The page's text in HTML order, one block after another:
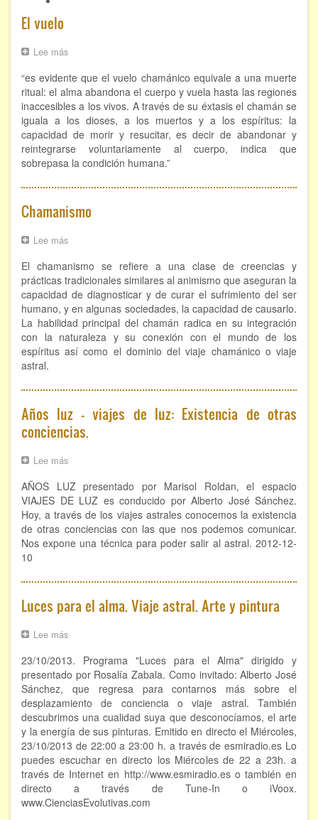
Chamanismo
Flores de Bach
Hipnosis
Los cristales de cuarzo
Radiestesia
Runas
Viaje astral
EVENTOS
FORMACIÓN
Bioenergía Cuántica Evolutiva
Limpieza de las energías - - Próximamente TALLER
TERAPIAS
Aura y energías. Limpieza
Bioenergía. Sanación energética
Relajación y autoprotección
DESCARGAS
El vuelo
Lee más
vuelo
“es evidente que el vuelo chamánico equivale a una muerte
ritual: el alma abandona el cuerpo y vuela hasta las regiones
inaccesibles a los vivos. A través de su éxtasis el chamán se
iguala a los dioses, a los muertos y a los espíritus: la
capacidad de morir y resucitar, es decir de abandonar y
reintegrarse voluntariamente al cuerpo, indica que
sobrepasa la condición humana.”
Chamanismo
Lee más
El chamanismo se refiere a una clase de creencias y
prácticas tradicionales similares al animismo que aseguran la
capacidad de diagnosticar y de curar el sufrimiento del ser
humano, y en algunas sociedades, la capacidad de causarlo.
La habilidad principal del chamán radica en su integración
con la naturaleza y su conexión con el mundo de los
espíritus así como el dominio del viaje chamánico o viaje
astral.
Años luz - viajes de luz: Existencia de otras
conciencias.
Lee más
luz
-
viajes
de
luz:
Existencia
AÑOS LUZ presentado por Marisol Roldan, el espacio
VIAJES DE LUZ es conducido por Alberto José Sánchez.
Hoy, a través de los viajes astrales conocemos la existencia
de otras conciencias con las que nos podemos comunicar.
Nos expone una técnica para poder salir al astral. 2012-12-
10
Luces para el alma. Viaje astral. Arte y pintura
Lee más
para
el
alma.
Viaje
astral.
Arte
y
pintura
23/10/2013. Programa "Luces para el Alma" dirigido y
presentado por Rosalía Zabala. Como invitado: Alberto José
Sánchez, que regresa para contarnos más sobre el
desplazamiento de conciencia o viaje astral. También
descubrimos una cualidad suya que desconocíamos, el arte
y la energía de sus pinturas. Emitido en directo el Miércoles,
23/10/2013 de 22:00 a 23:00 h. a través de esmiradio.es Lo
puedes escuchar en directo los Miércoles de 22 a 23h. a
través de Internet en http://www.esmiradio.es o también en
directo a través de Tune-In o iVoox.
www.CienciasEvolutivas.com